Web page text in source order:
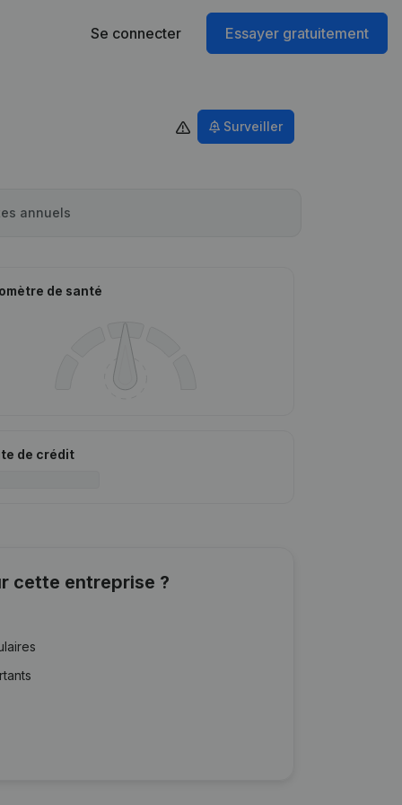
Se connecter Essayer gratuitement
Surveiller
annuels
de santé
de crédit
cette entreprise ?